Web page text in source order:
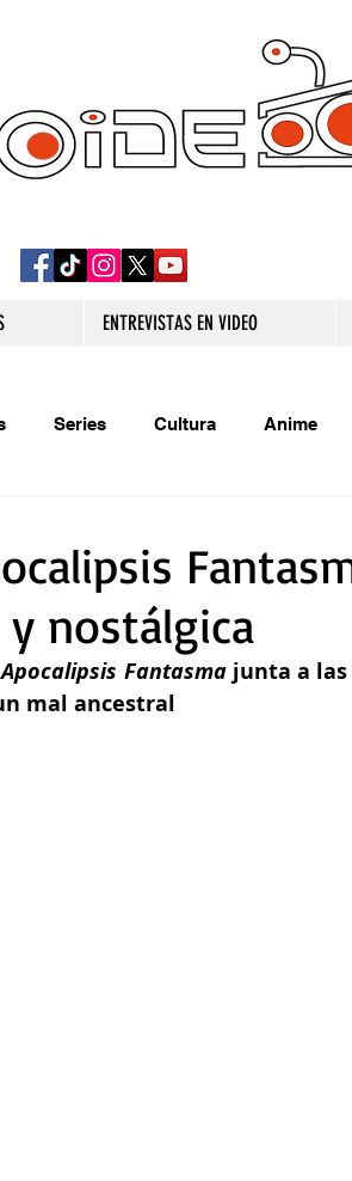
ENTREVISTAS EN VIDEO
Series Cultura Anime
nostálgica
Fantasma junta a las
mal ancestral